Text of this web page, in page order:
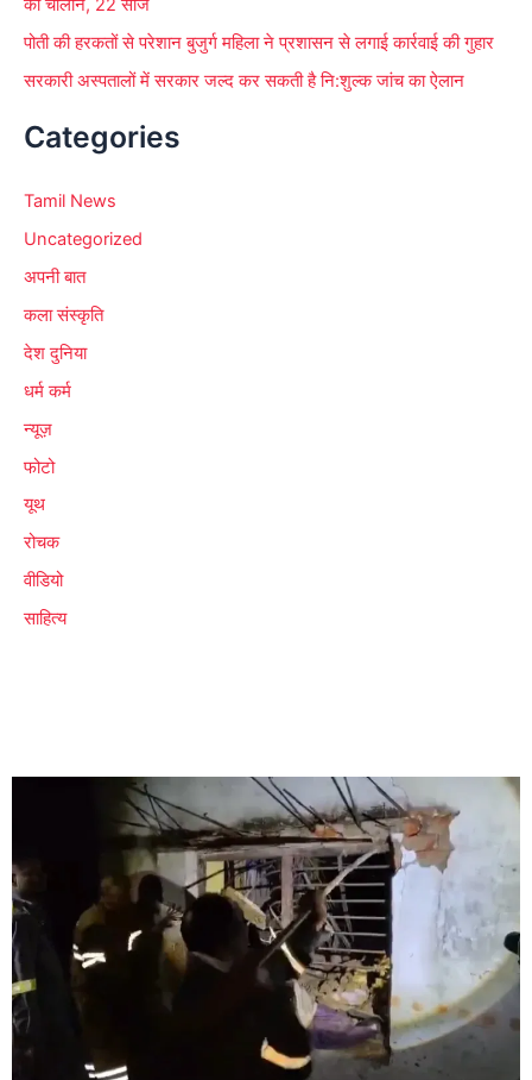
का चालान, 22 सीज
पोती की हरकतों से परेशान बुजुर्ग महिला ने प्रशासन से लगाई कार्रवाई की गुहार
सरकारी अस्पतालों में सरकार जल्द कर सकती है नि:शुल्क जांच का ऐलान
Categories
Tamil News
Uncategorized
अपनी बात
कला संस्कृति
देश दुनिया
धर्म कर्म
न्यूज़
फोटो
यूथ
रोचक
वीडियो
साहित्य